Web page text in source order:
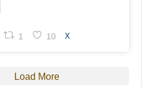
1 10 X
Load More